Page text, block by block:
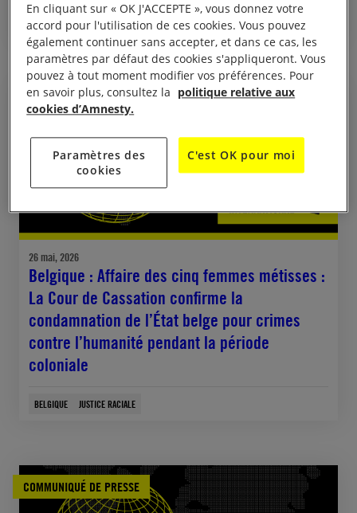
FRANCE DROITS ÉCONOMIQUES ET SOCIAUX JUSTICE RACIALE
COMMUNIQUÉ DE PRESSE
26 mai, 2026
Belgique : Affaire des cinq femmes métisses :
La Cour de Cassation confirme la
condamnation de l’État belge pour crimes
contre l’humanité pendant la période
coloniale
BELGIQUE JUSTICE RACIALE
COMMUNIQUÉ DE PRESSE
En cliquant sur « OK J'ACCEPTE », vous donnez votre
accord pour l'utilisation de ces cookies. Vous pouvez
également continuer sans accepter, et dans ce cas, les
paramètres par défaut des cookies s'appliqueront. Vous
pouvez à tout moment modifier vos préférences. Pour
en savoir plus, consultez la politique relative aux
cookies d’Amnesty.
Paramètres des
cookies
C'est OK pour moi